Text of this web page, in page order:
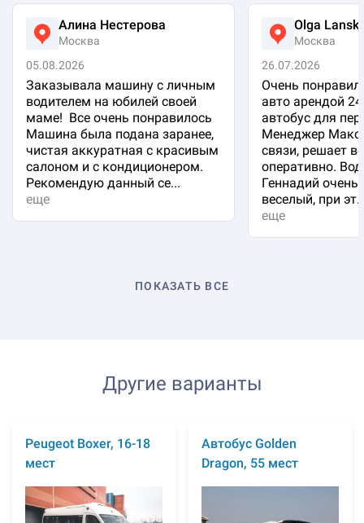
Алина Нестерова
Москва
05.08.2026
Заказывала машину с личным
водителем на юбилей своей
маме! Все очень понравилось
Машина была подана заранее,
чистая аккуратная с красивым
салоном и с кондиционером.
Рекомендую данный се...
еще
Olga
Москва
26.07.2026
Очень
авто арендой
автобус для
Менеджер
связи, решает
оперативно.
Геннадий очень
веселый, при
еще
ПОКАЗАТЬ ВСЕ
Другие варианты
Peugeot Boxer, 16-18
мест
Автобус Golden
Dragon, 55 мест